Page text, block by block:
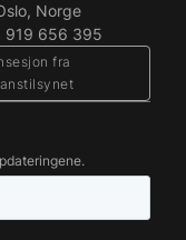
Norge
919 656 395
fra